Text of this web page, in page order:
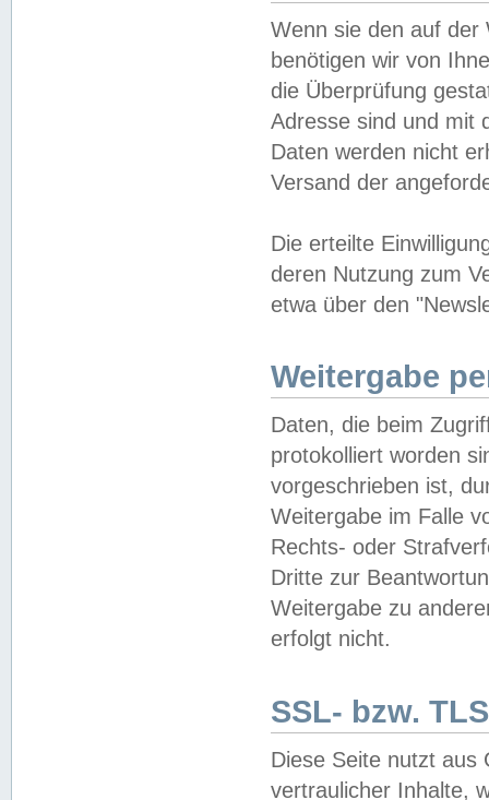
Wenn sie den auf der
benötigen wir von
die Überprüfung
Adresse sind und mit
Daten werden nicht
Versand der
Die erteilte
deren Nutzung zum
etwa über den
Weitergabe
Daten, die beim
protokolliert worden
vorgeschrieben ist,
Weitergabe im Falle
Rechts- oder
Dritte zur
Weitergabe zu
erfolgt nicht.
SSL- bzw.
Diese Seite nutzt aus
vertraulicher Inhalte,